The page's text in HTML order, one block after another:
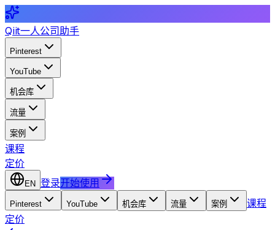
Qiit一人公司助手
Pinterest
YouTube
机会库
流量
案例
课程
定价
EN 登录开始使用
Pinterest YouTube 机会库 流量 案例
课程
定价